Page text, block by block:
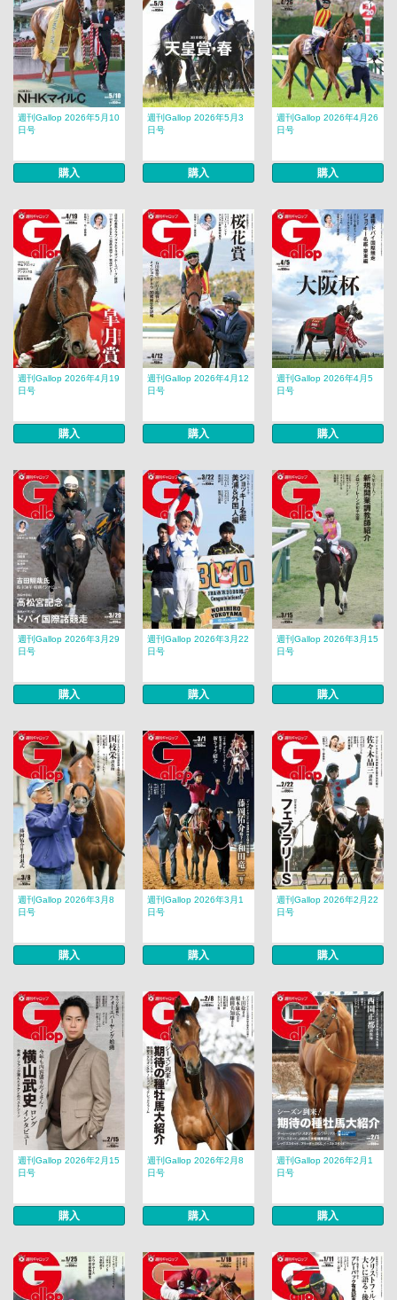
週刊Gallop 2026年5月10
日号
購入
週刊Gallop 2026年5月3
日号
購入
週刊Gallop 2026年4月26
日号
購入
週刊Gallop 2026年4月19
日号
購入
週刊Gallop 2026年4月12
日号
購入
週刊Gallop 2026年4月5
日号
購入
週刊Gallop 2026年3月29
日号
購入
週刊Gallop 2026年3月22
日号
購入
週刊Gallop 2026年3月15
日号
購入
週刊Gallop 2026年3月8
日号
購入
週刊Gallop 2026年3月1
日号
購入
週刊Gallop 2026年2月22
日号
購入
週刊Gallop 2026年2月15
日号
購入
週刊Gallop 2026年2月8
日号
購入
週刊Gallop 2026年2月1
日号
購入